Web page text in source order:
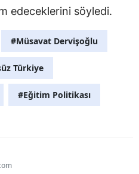
edeceklerini söyledi.
#Müsavat Dervişoğlu
Türkiye
#Eğitim Politikası